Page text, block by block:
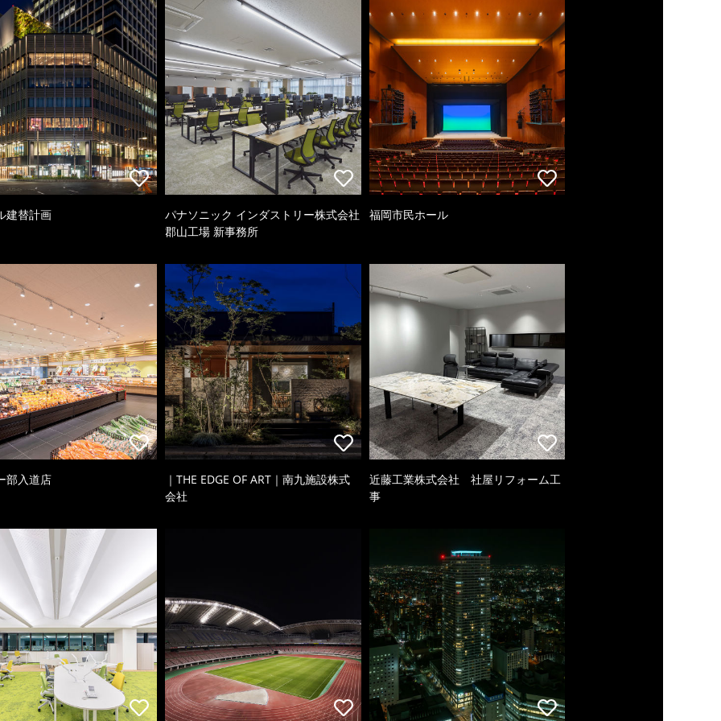
建替計画
パナソニック インダストリー株式会社
郡山工場 新事務所
福岡市民ホール
部入道店
｜THE EDGE OF ART｜南九施設株式
会社
近藤工業株式会社 社屋リフォーム工
事